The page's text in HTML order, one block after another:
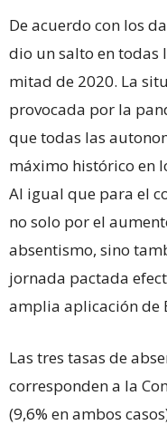
De acuerdo con los
dio un salto en todas
mitad de 2020. La
provocada por la
que todas las
máximo histórico en
Al igual que para el
no solo por el
absentismo, sino
jornada pactada
amplia aplicación de
Las tres tasas de
corresponden a la
(9,6% en ambos